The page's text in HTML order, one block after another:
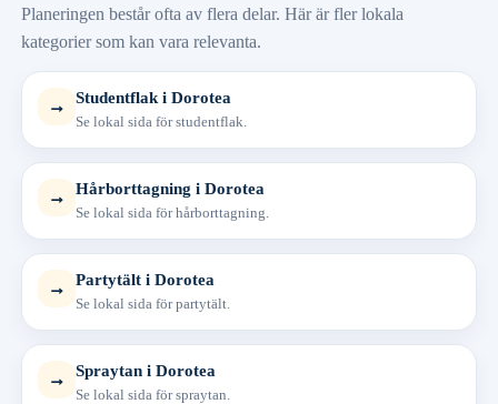
Planeringen består ofta av flera delar. Här är fler lokala
kategorier som kan vara relevanta.
→ Studentflak i Dorotea
Se lokal sida för studentflak.
→ Hårborttagning i Dorotea
Se lokal sida för hårborttagning.
→ Partytält i Dorotea
Se lokal sida för partytält.
→ Spraytan i Dorotea
Se lokal sida för spraytan.